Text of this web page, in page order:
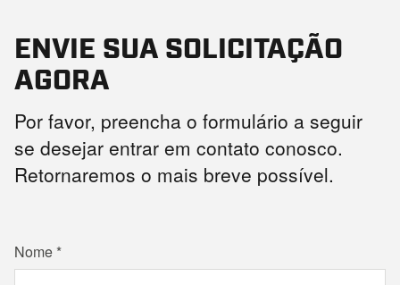
ENVIE SUA SOLICITAÇÃO
AGORA
Por favor, preencha o formulário a seguir
se desejar entrar em contato conosco.
Retornaremos o mais breve possível.
Nome